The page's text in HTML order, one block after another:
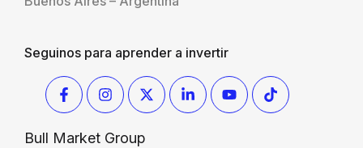
Seguinos para aprender a invertir
Bull Market Group